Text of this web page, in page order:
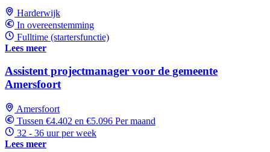
Harderwijk
In overeenstemming
Fulltime (startersfunctie)
Lees meer
Assistent projectmanager voor de gemeente
Amersfoort
Amersfoort
Tussen €4.402 en €5.096 Per maand
32 - 36 uur per week
Lees meer